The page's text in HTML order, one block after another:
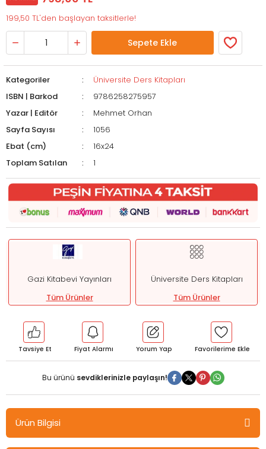
199,50 TL'den başlayan taksitlerle!
Sepete Ekle
Kategoriler
Üniversite Ders Kitapları
ISBN | Barkod
9786258275957
Yazar | Editör
Mehmet Orhan
Sayfa Sayısı
1056
Ebat (cm)
16x24
Toplam Satılan
1
Gazi Kitabevi Yayınları
Tüm Ürünler
Üniversite Ders Kitapları
Tüm Ürünler
Tavsiye Et Fiyat Alarmı Yorum Yap
Bu ürünü sevdiklerinizle paylaşın!
Ürün Bilgisi